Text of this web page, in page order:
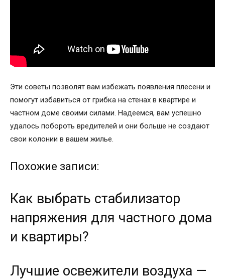
Эти советы позволят вам избежать появления плесени и
помогут избавиться от грибка на стенах в квартире и
частном доме своими силами. Надеемся, вам успешно
удалось побороть вредителей и они больше не создают
свои колонии в вашем жилье.
Похожие записи:
Как выбрать стабилизатор
напряжения для частного дома
и квартиры?
Лучшие освежители воздуха —